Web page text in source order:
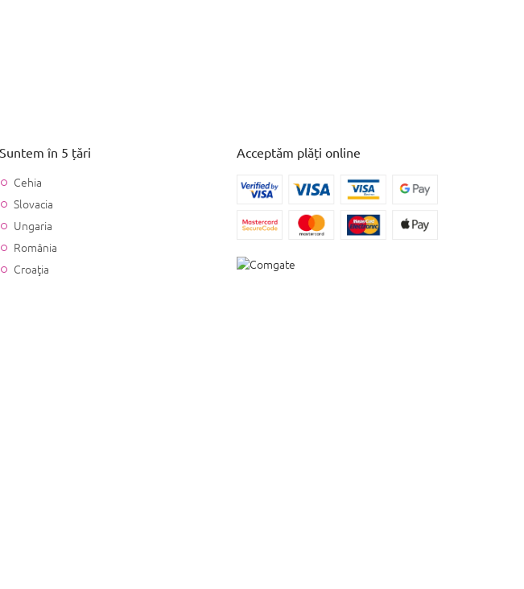
Suntem în 5 țări
Cehia
Slovacia
Ungaria
România
Croaţia
Acceptăm plăți online